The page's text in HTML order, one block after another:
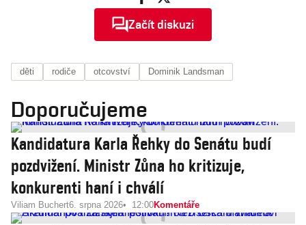
Začít diskuzi
děti rodiče otcovství Dominik Landsman
Doporučujeme
Kandidatura Karla Řehky do Senátu budí
pozdvižení. Ministr Zůna ho kritizuje,
konkurenti haní i chválí
Viliam Buchert6. srpna 2026 12:00Komentáře